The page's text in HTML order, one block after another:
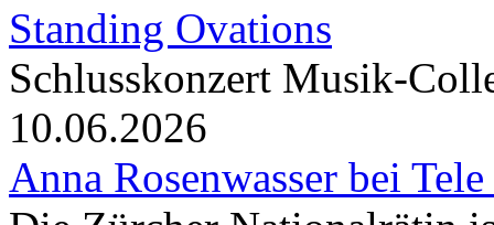
Standing Ovations
Schlusskonzert Musik-
10.06.2026
Anna Rosenwasser bei